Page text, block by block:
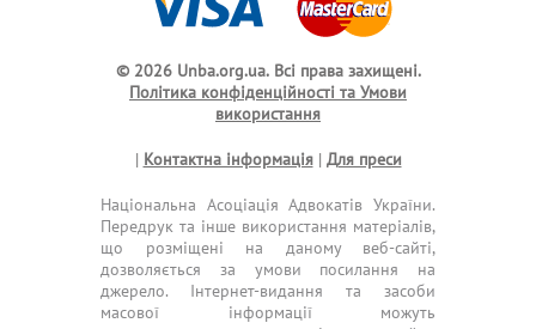
© 2026 Unba.org.ua. Всі права захищені.
Політика конфіденційності та Умови
використання
| Контактна інформація| Для преси
Національна Асоціація Адвокатів України.
Передрук та інше використання матеріалів,
що розміщені на даному веб-сайті,
дозволяється за умови посилання на
джерело. Інтернет-видання та засоби
масової інформації можуть